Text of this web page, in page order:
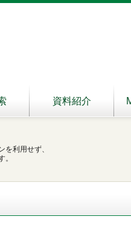
資料紹介
を利用せず、
。